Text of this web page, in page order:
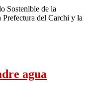
Sostenible de la
del Carchi y la
agua